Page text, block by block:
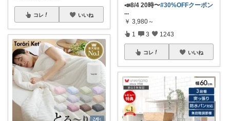
コレ いいね
📣8/4 20時〜#30%OFFクーポン
...
￥ 3,980～
1 3 1243
コレ いいね